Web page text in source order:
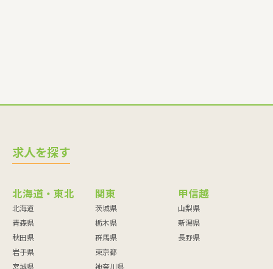
求人を探す
北海道・東北
北海道
青森県
秋田県
岩手県
宮城県
関東
茨城県
栃木県
群馬県
東京都
神奈川県
甲信越
山梨県
新潟県
長野県